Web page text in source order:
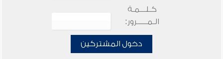
كـلـــمـة
الـمـــــرور:
دخول المشتركين